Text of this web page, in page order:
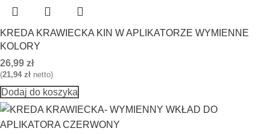
KREDA KRAWIECKA KIN W APLIKATORZE WYMIENNE
KOLORY
26,99 zł
(21,94 zł netto)
Dodaj do koszyka